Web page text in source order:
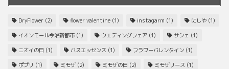
DryFlower (2) flower valentine (1) instagarm (1) にしや (1)
イオンモール今治新都市 (1) ウエディングフェア (1) サシェ (1)
ニオイの日 (1) バスエッセンス (1) フラワーバレンタイン (1)
ポプリ (1) ミモザ (2) ミモザの日 (2) ミモザリース (1)